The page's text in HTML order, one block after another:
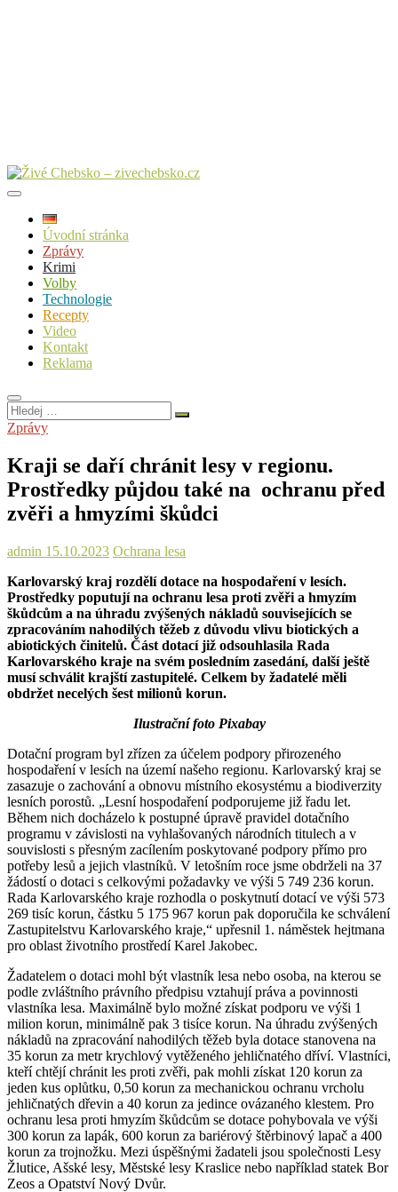
Úvodní stránka
Zprávy
Krimi
Volby
Technologie
Recepty
Video
Kontakt
Reklama
Hledej
…
Zprávy
Kraji se daří chránit lesy v regionu.
Prostředky půjdou také na ochranu před
zvěři a hmyzími škůdci
admin 15.10.2023 Ochrana lesa
Karlovarský kraj rozdělí dotace na hospodaření v lesích.
Prostředky poputují na ochranu lesa proti zvěři a hmyzím
škůdcům a na úhradu zvýšených nákladů souvisejících se
zpracováním nahodilých těžeb z důvodu vlivu biotických a
abiotických činitelů. Část dotací již odsouhlasila Rada
Karlovarského kraje na svém posledním zasedání, další ještě
musí schválit krajští zastupitelé. Celkem by žadatelé měli
obdržet necelých šest milionů korun.
Ilustrační foto Pixabay
Dotační program byl zřízen za účelem podpory přirozeného
hospodaření v lesích na území našeho regionu. Karlovarský kraj se
zasazuje o zachování a obnovu místního ekosystému a biodiverzity
lesních porostů. „Lesní hospodaření podporujeme již řadu let.
Během nich docházelo k postupné úpravě pravidel dotačního
programu v závislosti na vyhlašovaných národních titulech a v
souvislosti s přesným zacílením poskytované podpory přímo pro
potřeby lesů a jejich vlastníků. V letošním roce jsme obdrželi na 37
žádostí o dotaci s celkovými požadavky ve výši 5 749 236 korun.
Rada Karlovarského kraje rozhodla o poskytnutí dotací ve výši 573
269 tisíc korun, částku 5 175 967 korun pak doporučila ke schválení
Zastupitelstvu Karlovarského kraje,“ upřesnil 1. náměstek hejtmana
pro oblast životního prostředí Karel Jakobec.
Žadatelem o dotaci mohl být vlastník lesa nebo osoba, na kterou se
podle zvláštního právního předpisu vztahují práva a povinnosti
vlastníka lesa. Maximálně bylo možné získat podporu ve výši 1
milion korun, minimálně pak 3 tisíce korun. Na úhradu zvýšených
nákladů na zpracování nahodilých těžeb byla dotace stanovena na
35 korun za metr krychlový vytěženého jehličnatého dříví. Vlastníci,
kteří chtějí chránit les proti zvěři, pak mohli získat 120 korun za
jeden kus oplůtku, 0,50 korun za mechanickou ochranu vrcholu
jehličnatých dřevin a 40 korun za jedince ovázaného klestem. Pro
ochranu lesa proti hmyzím škůdcům se dotace pohybovala ve výši
300 korun za lapák, 600 korun za bariérový štěrbinový lapač a 400
korun za trojnožku. Mezi úspěšnými žadateli jsou společnosti Lesy
Žlutice, Ašské lesy, Městské lesy Kraslice nebo například statek Bor
Zeos a Opatství Nový Dvůr.